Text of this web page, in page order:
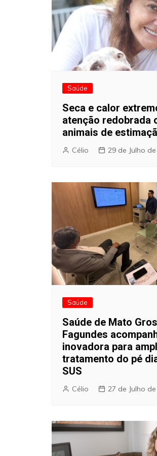
Saúde
Seca e calor
atenção redobrada
animais de
Célio 29 de Julho
Saúde
Saúde de Mato
Fagundes
inovadora para
tratamento do pé
SUS
Célio 27 de Julho